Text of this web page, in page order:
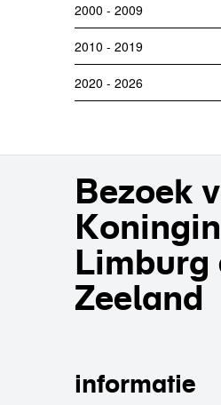
2000 - 2009
2010 - 2019
2020 - 2026
Bezoek
Limburg
Zeeland
informatie